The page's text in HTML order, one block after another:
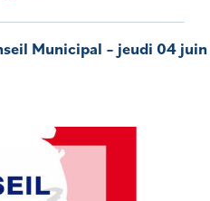
Municipal – jeudi 04